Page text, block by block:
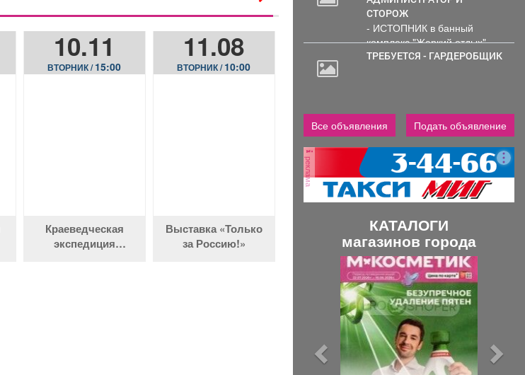
10.11
ВТОРНИК /15:00
Краеведческая
экспедиция
11.08
ВТОРНИК /10:00
Выставка «Только
за Россию!»
СТОРОЖ
- ИСТОПНИК в банный
комплекс "Жаркий отдых"
Администрирование и тех....
ТРЕБУЕТСЯ - ГАРДЕРОБЩИК
Все объявления Подать объявление
реклама
КАТАЛОГИ
магазинов города